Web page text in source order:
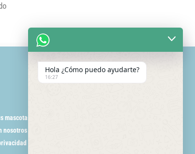
mascotas
nosotros
Hola ¿Cómo puedo ayudarte?
16:27